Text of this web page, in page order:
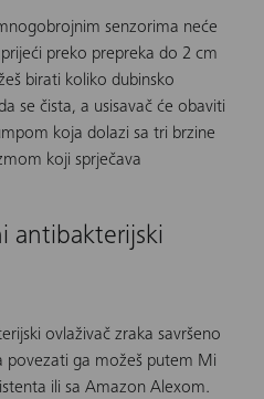
senzorima neće
preko prepreka do 2 cm
birati koliko dubinsko
se čista, a usisavač će obaviti
koja dolazi sa tri brzine
koji sprječava
antibakterijski
ovlaživač zraka savršeno
povezati ga možeš putem Mi
ili sa Amazon Alexom.